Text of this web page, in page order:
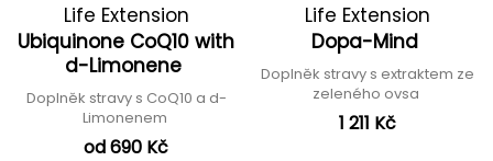
Life Extension
Ubiquinone CoQ10 with
d-Limonene
Doplněk stravy s CoQ10 a d-
Limonenem
od 690 Kč
Life Extension
Dopa-Mind
Doplněk stravy s extraktem ze
zeleného ovsa
1 211 Kč